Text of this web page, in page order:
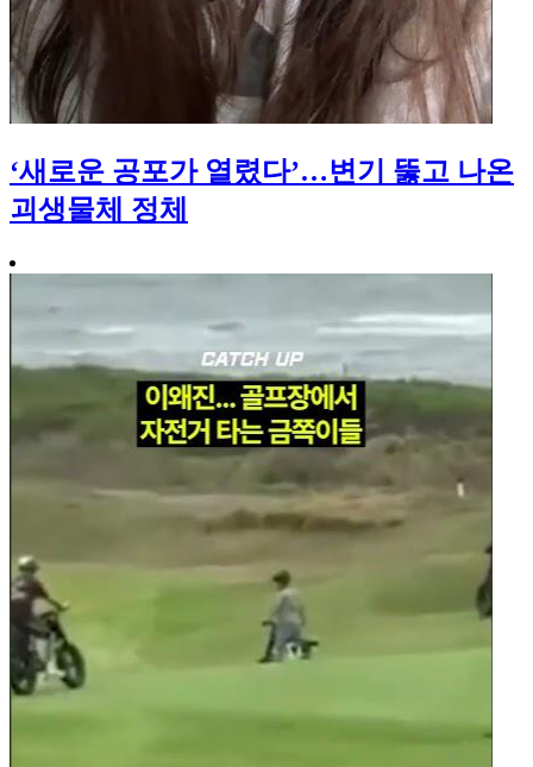
‘새로운 공포가 열렸다’…변기 뚫고 나온
괴생물체 정체